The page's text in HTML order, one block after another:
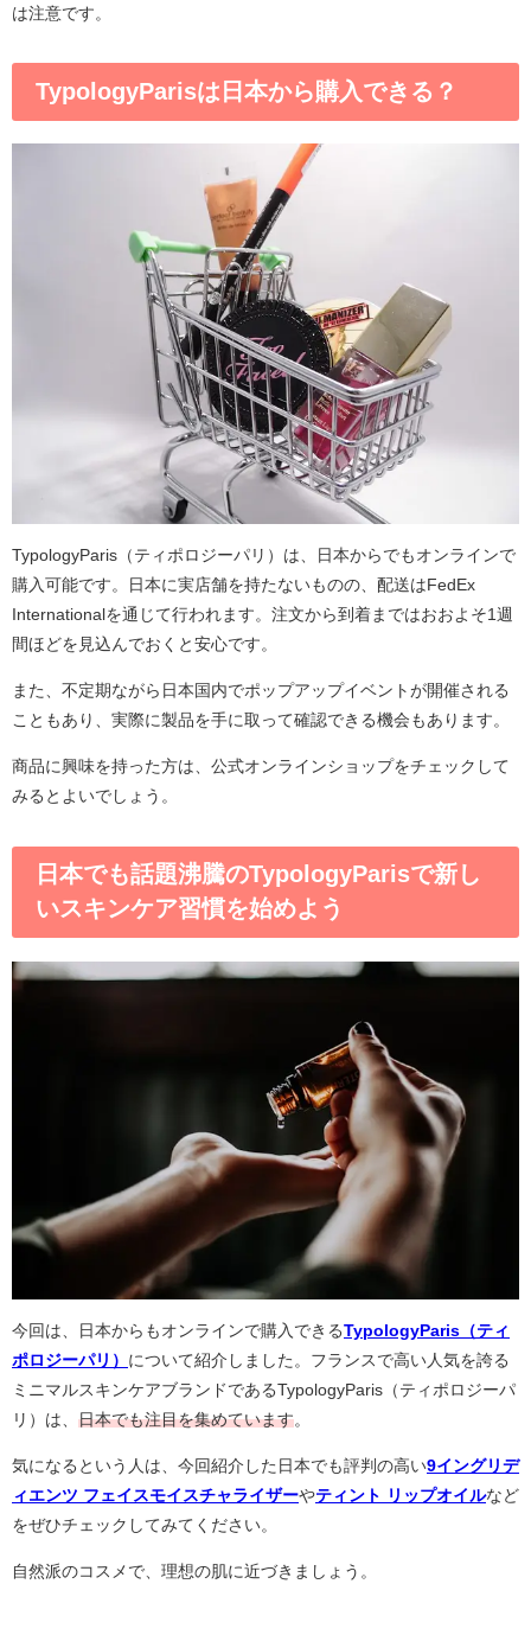
は注意です。
TypologyParisは日本から購入できる？
TypologyParis（ティポロジーパリ）は、日本からでもオンラインで
購入可能です。日本に実店舗を持たないものの、配送はFedEx
Internationalを通じて行われます。注文から到着まではおおよそ1週
間ほどを見込んでおくと安心です。
また、不定期ながら日本国内でポップアップイベントが開催される
こともあり、実際に製品を手に取って確認できる機会もあります。
商品に興味を持った方は、公式オンラインショップをチェックして
みるとよいでしょう。
日本でも話題沸騰のTypologyParisで新し
いスキンケア習慣を始めよう
今回は、日本からもオンラインで購入できるTypologyParis（ティ
ポロジーパリ） について紹介しました。フランスで高い人気を誇る
ミニマルスキンケアブランドであるTypologyParis（ティポロジーパ
リ）は、 日本でも注目を集めています。
気になるという人は、今回紹介した日本でも評判の高い9イングリデ
ィエンツ フェイスモイスチャライザーやティント リップオイルなど
をぜひチェックしてみてください。
自然派のコスメで、理想の肌に近づきましょう。